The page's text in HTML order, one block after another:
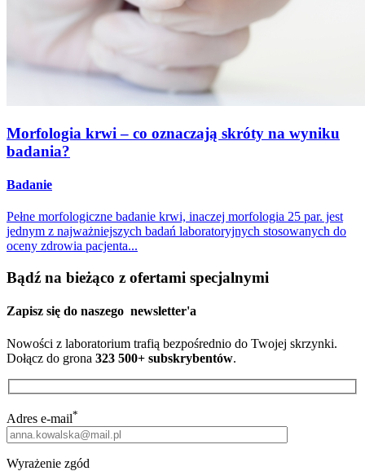
Morfologia krwi – co oznaczają skróty na wyniku
badania?
Badanie
Pełne morfologiczne badanie krwi, inaczej morfologia 25 par. jest
jednym z najważniejszych badań laboratoryjnych stosowanych do
oceny zdrowia pacjenta...
Bądź na bieżąco z ofertami specjalnymi
Zapisz się do naszego newsletter'a
Nowości z laboratorium trafią bezpośrednio do Twojej skrzynki.
Dołącz do grona 323 500+ subskrybentów.
Adres e-mail*
Wyrażenie zgód